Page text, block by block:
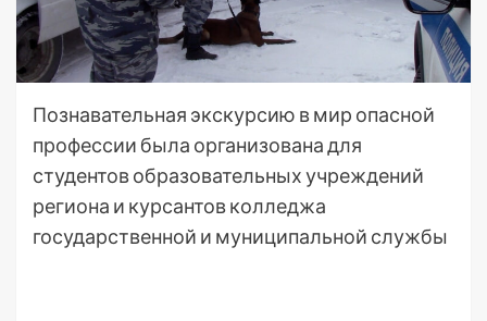
Познавательная экскурсию в мир опасной
профессии была организована для
студентов образовательных учреждений
региона и курсантов колледжа
государственной и муниципальной службы